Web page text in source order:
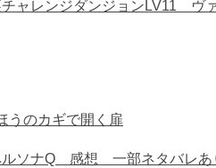
ャレンジダンジョンLV11 ヴ
うのカギで開く扉
ルソナQ 感想 一部ネタバレあ